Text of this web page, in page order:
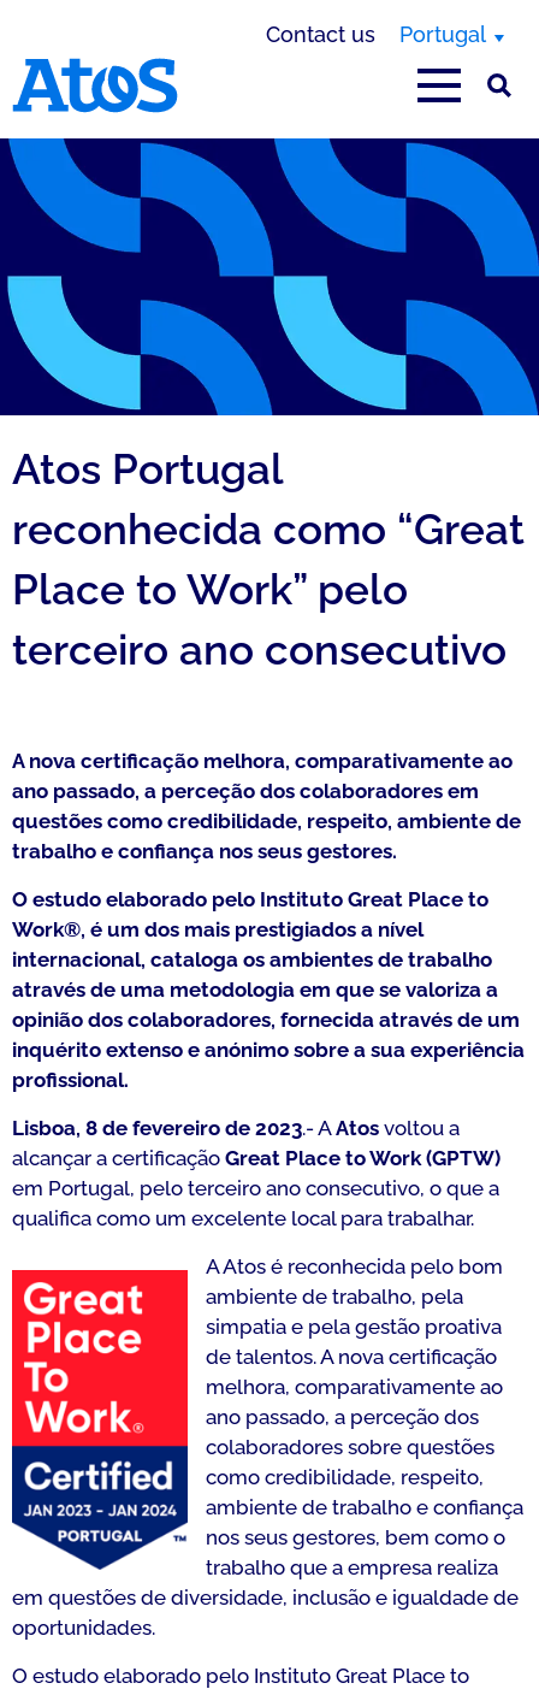
Contact us Portugal
Atos Portugal
reconhecida como “Great
Place to Work” pelo
terceiro ano consecutivo
A nova certificação melhora, comparativamente ao
ano passado, a perceção dos colaboradores em
questões como credibilidade, respeito, ambiente de
trabalho e confiança nos seus gestores.
O estudo elaborado pelo Instituto Great Place to
Work®, é um dos mais prestigiados a nível
internacional, cataloga os ambientes de trabalho
através de uma metodologia em que se valoriza a
opinião dos colaboradores, fornecida através de um
inquérito extenso e anónimo sobre a sua experiência
profissional.
Lisboa, 8 de fevereiro de 2023.- AAtos voltou a
alcançar a certificação Great Place to Work (GPTW)
em Portugal, pelo terceiro ano consecutivo, o que a
qualifica como um excelente local para trabalhar.
A Atos é reconhecida pelo bom
ambiente de trabalho, pela
simpatia e pela gestão proativa
de talentos. A nova certificação
melhora, comparativamente ao
ano passado, a perceção dos
colaboradores sobre questões
como credibilidade, respeito,
ambiente de trabalho e confiança
nos seus gestores, bem como o
trabalho que a empresa realiza
em questões de diversidade, inclusão e igualdade de
oportunidades.
O estudo elaborado pelo Instituto Great Place to